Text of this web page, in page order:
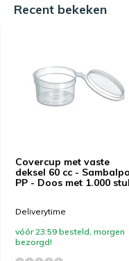
Recent bekeken
Covercup met vaste
deksel​ 60 cc -
PP - Doos met 1.000
Deliverytime
vóór 23:59 besteld, morgen
bezorgd!